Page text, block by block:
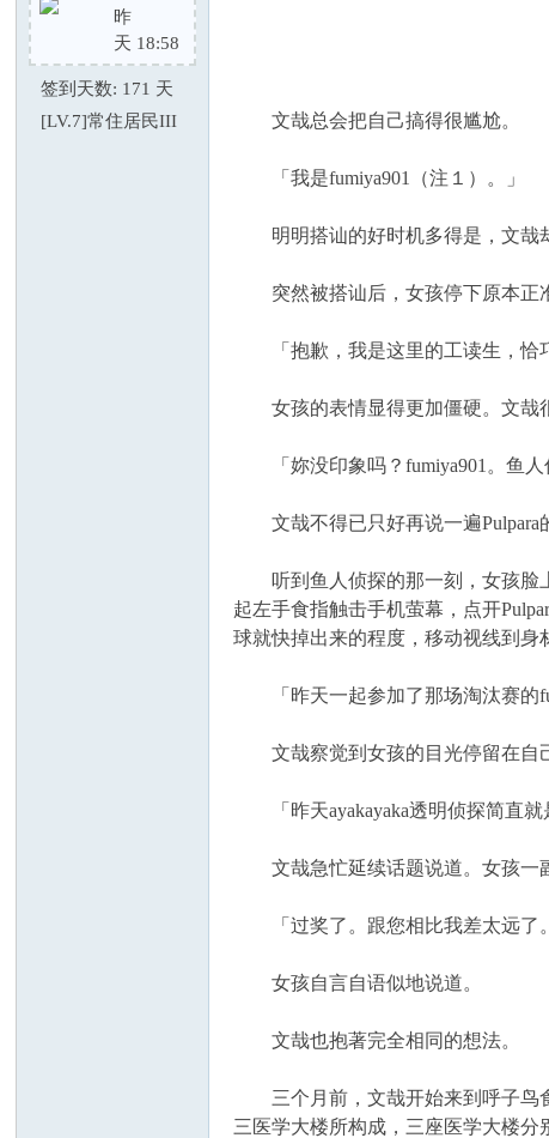
虎
昨
天 18:58
签到天数: 171 天
[LV.7]常住居民III
文哉总会把自己搞得很尴尬。
「我是fumiya901（注１）。」
明明搭讪的好时机多得是，文哉却
突然被搭讪后，女孩停下原本正准
「抱歉，我是这里的工读生，恰
女孩的表情显得更加僵硬。文哉很
「妳没印象吗？fumiya901。鱼人
文哉不得已只好再说一遍Pulpara
听到鱼人侦探的那一刻，女孩脸上
起左手食指触击手机萤幕，点开
球就快掉出来的程度，移动视线到身
「昨天一起参加了那场淘汰赛的
文哉察觉到女孩的目光停留在自己
「昨天ayakayaka透明侦探简直就
文哉急忙延续话题说道。女孩一副
「过奖了。跟您相比我差太远了。
女孩自言自语似地说道。
文哉也抱著完全相同的想法。
三个月前，文哉开始来到呼子鸟食
三医学大楼所构成，三座医学大楼